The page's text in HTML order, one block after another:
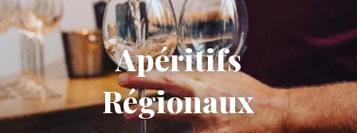
Apéritifs
Régionaux